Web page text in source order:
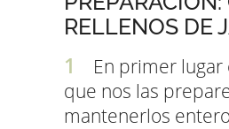
RELLENOS DE
En primer
que nos las
mantenerlos